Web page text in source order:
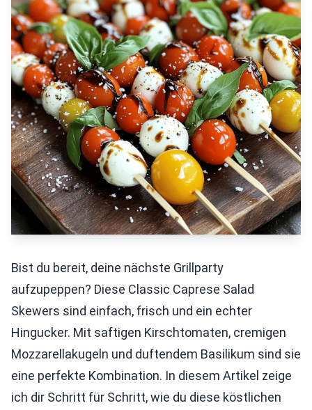
Bist du bereit, deine nächste Grillparty
aufzupeppen? Diese Classic Caprese Salad
Skewers sind einfach, frisch und ein echter
Hingucker. Mit saftigen Kirschtomaten, cremigen
Mozzarellakugeln und duftendem Basilikum sind sie
eine perfekte Kombination. In diesem Artikel zeige
ich dir Schritt für Schritt, wie du diese köstlichen